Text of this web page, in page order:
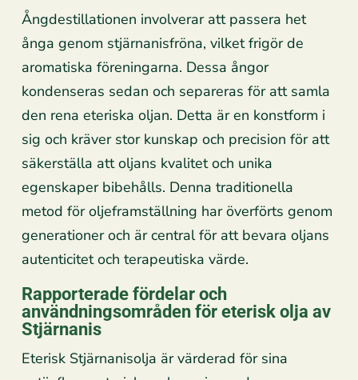
Ångdestillationen involverar att passera het
ånga genom stjärnanisfröna, vilket frigör de
aromatiska föreningarna. Dessa ångor
kondenseras sedan och separeras för att samla
den rena eteriska oljan. Detta är en konstform i
sig och kräver stor kunskap och precision för att
säkerställa att oljans kvalitet och unika
egenskaper bibehålls. Denna traditionella
metod för oljeframställning har överförts genom
generationer och är central för att bevara oljans
autenticitet och terapeutiska värde.
Rapporterade fördelar och
användningsområden för eterisk olja av
Stjärnanis
Eterisk Stjärnanisolja är värderad för sina